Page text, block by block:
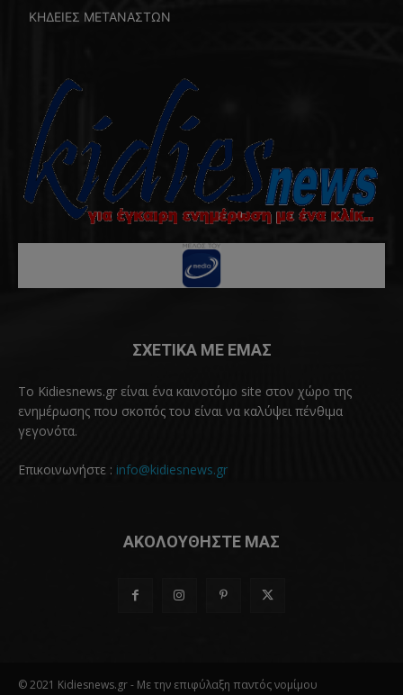
ΚΗΔΕΙΕΣ ΜΕΤΑΝΑΣΤΩΝ
ΣΧΕΤΙΚΑ ΜΕ ΕΜΑΣ
Το Kidiesnews.gr είναι ένα καινοτόμο site στον χώρο της
ενημέρωσης που σκοπός του είναι να καλύψει πένθιμα
γεγονότα.
Επικοινωνήστε : info@kidiesnews.gr
ΑΚΟΛΟΥΘΗΣΤΕ ΜΑΣ
© 2021 Kidiesnews.gr - Με την επιφύλαξη παντός νομίμου